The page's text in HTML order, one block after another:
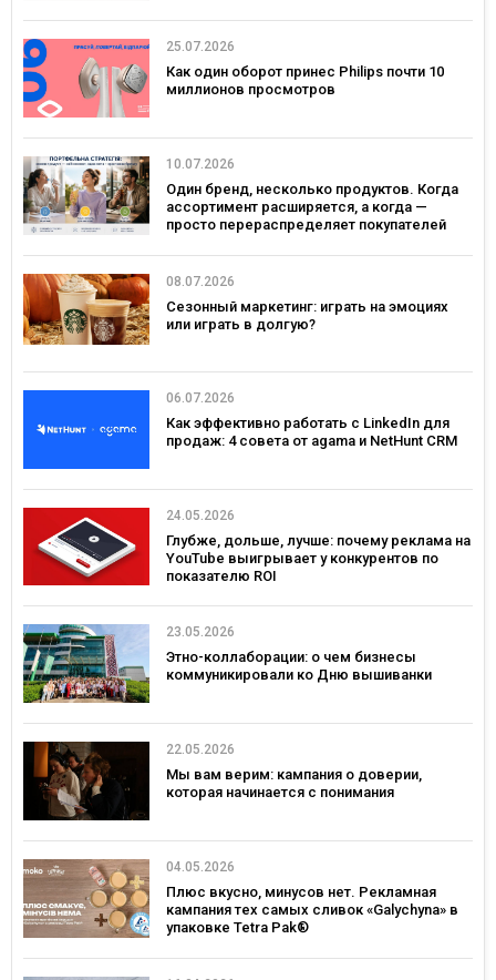
25.07.2026
Как один оборот принес Philips почти 10
миллионов просмотров
10.07.2026
Один бренд, несколько продуктов. Когда
ассортимент расширяется, а когда —
просто перераспределяет покупателей
08.07.2026
Сезонный маркетинг: играть на эмоциях
или играть в долгую?
06.07.2026
Как эффективно работать с LinkedIn для
продаж: 4 совета от agama и NetHunt CRM
24.05.2026
Глубже, дольше, лучше: почему реклама на
YouTube выигрывает у конкурентов по
показателю ROI
23.05.2026
Этно-коллаборации: о чем бизнесы
коммуникировали ко Дню вышиванки
22.05.2026
Мы вам верим: кампания о доверии,
которая начинается с понимания
04.05.2026
Плюс вкусно, минусов нет. Рекламная
кампания тех самых сливок «Galychyna» в
упаковке Tetra Pak®